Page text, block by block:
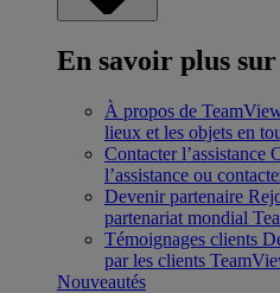
En savoir plus
À propos de
lieux et les objets en
Contacter l’assistance
l’assistance ou
Devenir partenaire
partenariat mondial
Témoignages clients
par les clients
Nouveautés